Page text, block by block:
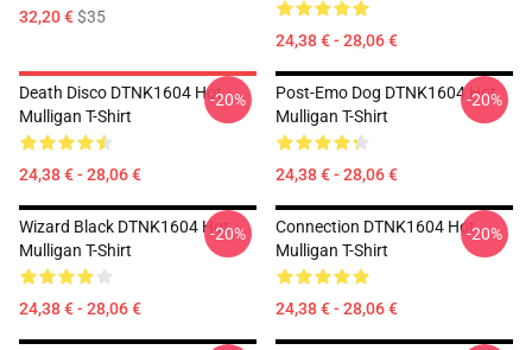
32,20 €$35
24,38 € - 28,06 €
Death Disco DTNK1604 Hot
Mulligan T-Shirt
24,38 € - 28,06 €
-20%
Post-Emo Dog DTNK1604 Hot
Mulligan T-Shirt
24,38 € - 28,06 €
-20%
Wizard Black DTNK1604 Hot
Mulligan T-Shirt
24,38 € - 28,06 €
-20%
Connection DTNK1604 Hot
Mulligan T-Shirt
24,38 € - 28,06 €
-20%